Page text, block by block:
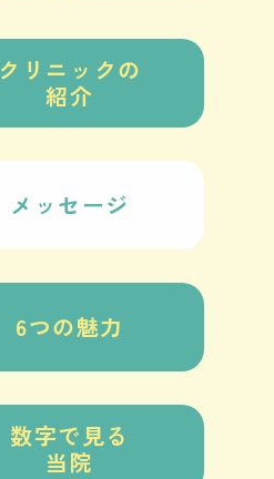
クリニックの
紹介
メッセージ
6つの魅力
数字で見る
当院